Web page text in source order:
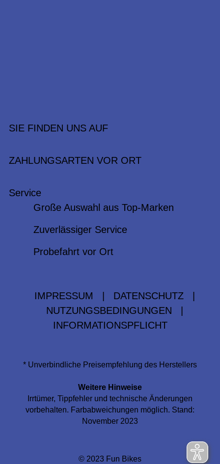
SIE FINDEN UNS AUF
ZAHLUNGSARTEN VOR ORT
Service
Große Auswahl aus Top-Marken
Zuverlässiger Service
Probefahrt vor Ort
IMPRESSUM DATENSCHUTZ
NUTZUNGSBEDINGUNGEN
INFORMATIONSPFLICHT
* Unverbindliche Preisempfehlung des Herstellers
Weitere Hinweise
Irrtümer, Tippfehler und technische Änderungen
vorbehalten. Farbabweichungen möglich. Stand:
November 2023
© 2023 Fun Bikes